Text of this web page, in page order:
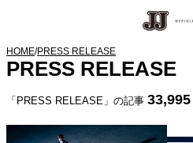
HOME/PRESS RELEASE
PRESS RELEASE
「PRESS RELEASE」の記事 33,995